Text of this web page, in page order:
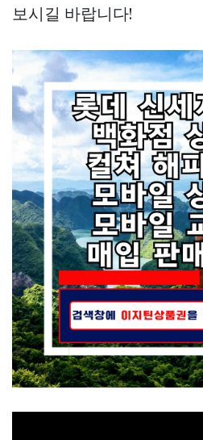
보시길 바랍니다!